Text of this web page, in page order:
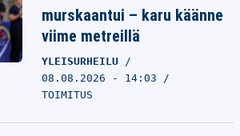
murskaantui – karu käänne
viime metreillä
YLEISURHEILU
08.08.2026 - 14:03
TOIMITUS